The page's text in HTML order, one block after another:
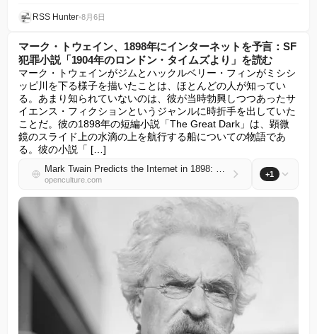
RSS Hunter•8月6日
マーク・トウェイン、1898年にインターネットを予言：SF
犯罪小説「1904年のロンドン・タイムズより」を読む
マーク・トウェインがジムとハックルベリー・フィンがミシシ
ッピ川を下る様子を描いたことは、ほとんどの人が知ってい
る。あまり知られていないのは、彼が当時勃興しつつあったサ
イエンス・フィクションというジャンルに時折手を出していた
ことだ。彼の1898年の短編小説「The Great Dark」は、顕微
鏡のスライド上の水滴の上を航行する船についての物語であ
る。彼の小説「 […]
Mark Twain Predicts the Internet in 1898: Read His Sci-Fi Crime Story, “From The ‘London Times’ in 1904”
openculture.com
+1